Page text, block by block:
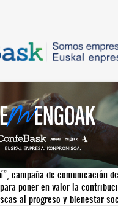
campaña de comunicación
poner en valor la
al progreso y bienestar